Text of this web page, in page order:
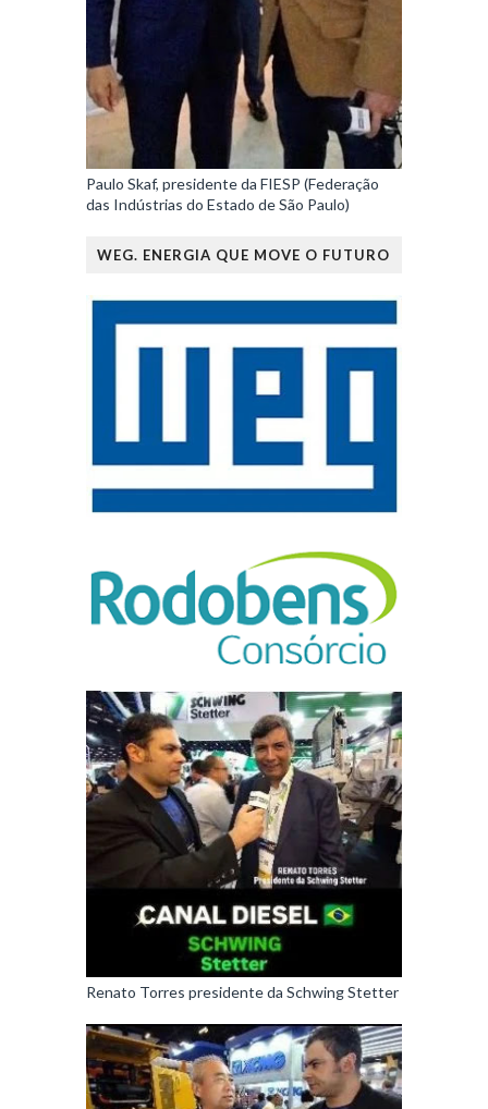
Paulo Skaf, presidente da FIESP (Federação
das Indústrias do Estado de São Paulo)
WEG. ENERGIA QUE MOVE O FUTURO
Renato Torres presidente da Schwing Stetter